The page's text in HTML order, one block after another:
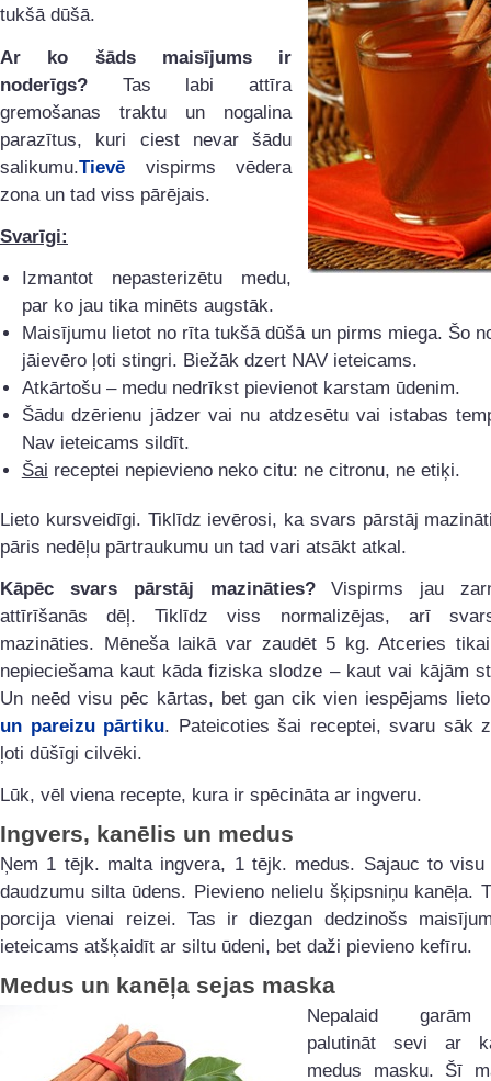
tukšā dūšā.
Ar ko šāds maisījums ir
noderīgs? Tas labi attīra
gremošanas traktu un nogalina
parazītus, kuri ciest nevar šādu
salikumu.Tievē vispirms vēdera
zona un tad viss pārējais.
Svarīgi:
Izmantot nepasterizētu medu,
par ko jau tika minēts augstāk.
Maisījumu lietot no rīta tukšā dūšā un pirms miega. Šo
jāievēro ļoti stingri. Biežāk dzert NAV ieteicams.
Atkārtošu – medu nedrīkst pievienot karstam ūdenim.
Šādu dzērienu jādzer vai nu atdzesētu vai istabas
Nav ieteicams sildīt.
Šai receptei nepievieno neko citu: ne citronu, ne etiķi.
Lieto kursveidīgi. Tiklīdz ievērosi, ka svars pārstāj
pāris nedēļu pārtraukumu un tad vari atsākt atkal.
Kāpēc svars pārstāj mazināties?Vispirms jau
attīrīšanās dēļ. Tiklīdz viss normalizējas, arī
mazināties. Mēneša laikā var zaudēt 5 kg. Atceries
nepieciešama kaut kāda fiziska slodze – kaut vai kājām
Un neēd visu pēc kārtas, bet gan cik vien iespējams
un pareizu pārtiku. Pateicoties šai receptei, svaru sāk
ļoti dūšīgi cilvēki.
Lūk, vēl viena recepte, kura ir spēcināta ar ingveru.
Ingvers, kanēlis un medus
Ņem 1 tējk. malta ingvera, 1 tējk. medus. Sajauc to visu
daudzumu silta ūdens. Pievieno nelielu šķipsniņu kanēļa.
porcija vienai reizei. Tas ir diezgan dedzinošs
ieteicams atšķaidīt ar siltu ūdeni, bet daži pievieno kefīru.
Medus un kanēļa sejas maska
Nepalaid garām
palutināt sevi ar
medus masku. Šī